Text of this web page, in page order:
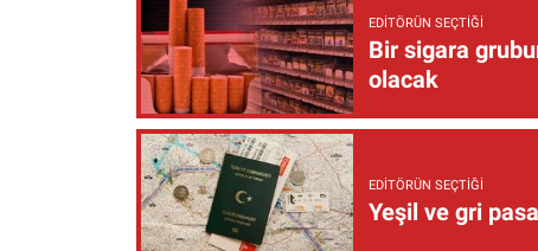
EDITÖRÜN SEÇTIĞI
Bir sigara
olacak
EDITÖRÜN SEÇTIĞI
Yeşil ve gri